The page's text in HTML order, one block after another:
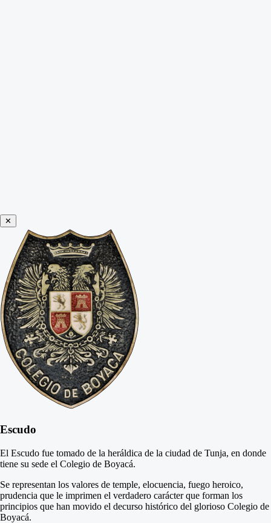
✕
Escudo
El Escudo fue tomado de la heráldica de la ciudad de Tunja, en donde
tiene su sede el Colegio de Boyacá.
Se representan los valores de temple, elocuencia, fuego heroico,
prudencia que le imprimen el verdadero carácter que forman los
principios que han movido el decurso histórico del glorioso Colegio de
Boyacá.